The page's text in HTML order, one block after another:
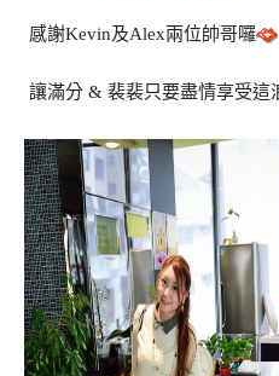
感謝Kevin及Alex兩位帥哥囉
讓滿分 & 裴裴只要盡情享受這